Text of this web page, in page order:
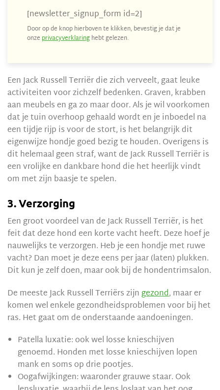
[newsletter_signup_form id=2]
Door op de knop hierboven te klikken, bevestig je dat je
onze privacyverklaringhebt gelezen.
Een Jack Russell Terriër die zich verveelt, gaat leuke
activiteiten voor zichzelf bedenken. Graven, krabben
aan meubels en ga zo maar door. Als je wil voorkomen
dat je tuin overhoop gehaald wordt en je inboedel na
een tijdje rijp is voor de stort, is het belangrijk dit
eigenwijze hondje goed bezig te houden. Overigens is
dit helemaal geen straf, want de Jack Russell Terriër is
een vrolijke en dankbare hond die het heerlijk vindt
om met zijn baasje te spelen.
3. Verzorging
Een groot voordeel van de Jack Russell Terriër, is het
feit dat deze hond een korte vacht heeft. Deze hoef je
nauwelijks te verzorgen. Heb je een hondje met ruwe
vacht? Dan moet je deze eens per jaar (laten) plukken.
Dit kun je zelf doen, maar ook bij de hondentrimsalon.
De meeste Jack Russell Terriërs zijngezond, maar er
komen wel enkele gezondheidsproblemen voor bij het
ras. Het gaat om de onderstaande aandoeningen.
Patella luxatie: ook wel losse knieschijven
genoemd. Honden met losse knieschijven lopen
mank en soms op drie pootjes.
Oogafwijkingen: waaronder grauwe staar. Ook